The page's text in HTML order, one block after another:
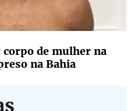
corpo de mulher na
na Bahia